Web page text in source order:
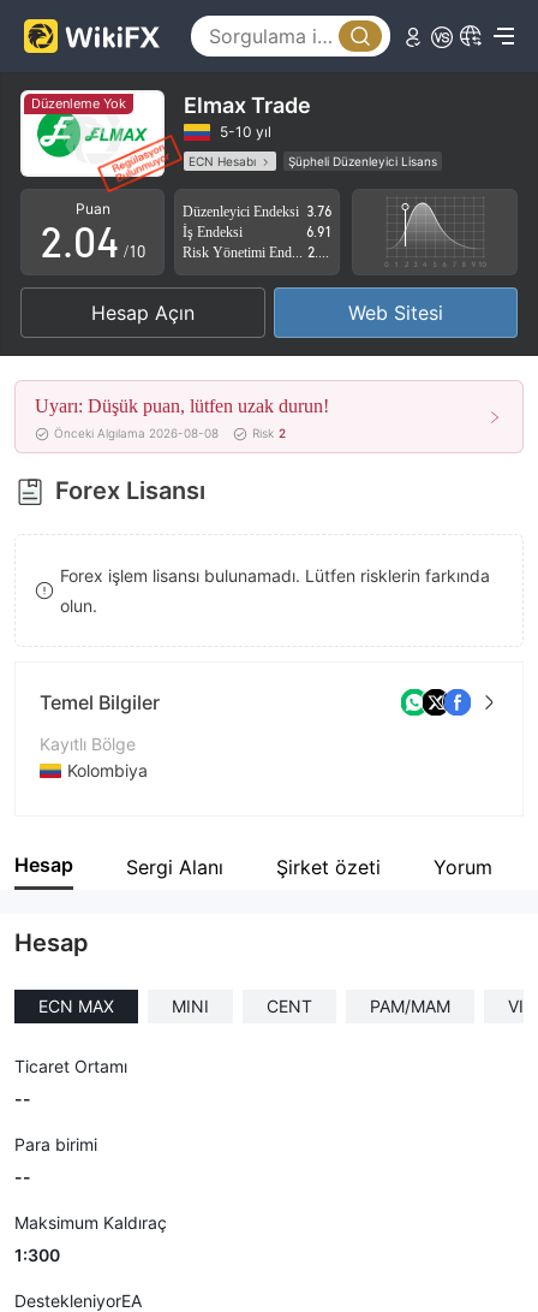
Düzenleme Yok Elmax Trade
5-10 yıl
ECN Hesabı
Şüpheli Düzenleyici Lisans
Şüpheli İş Kapsamı
Yüksek düzeyde potansiyel risk
Puan
0
1
2
3
4
5
6
7
8
9
.0
1
2
3
4
5
6
7
8
0
1
2
3
4
5
6
7
8
9
/10
Düzenleyici Endeksi 3.76
İş Endeksi
6.91
Hesap Açın Web Sitesi
Uyarı: Düşük puan, lütfen uzak durun!
Önceki Algılama 2026-08-08 Risk 2
Forex Lisansı
Forex işlem lisansı bulunamadı. Lütfen risklerin farkında
olun.
Temel Bilgiler
Kayıtlı Bölge
Kolombiya
Şirket Adı
Hesap Sergi Alanı Şirket özeti Yorum
Hesap
ECN MAX MINI CENT PAM/MAM VIP
Ticaret Ortamı
--
Para birimi
--
Maksimum Kaldıraç
1:300
DestekleniyorEA